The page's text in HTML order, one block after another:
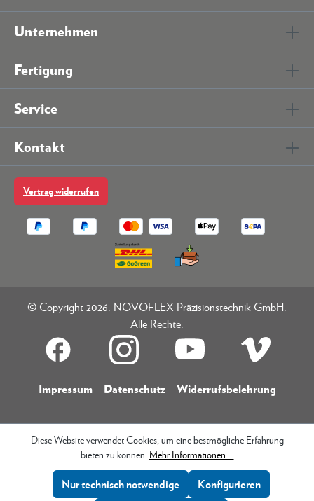
Unternehmen
Fertigung
Service
Kontakt
Vertrag widerrufen
© Copyright 2026. NOVOFLEX Präzisionstechnik GmbH.
Alle Rechte.
Impressum Datenschutz Widerrufsbelehrung
Diese Website verwendet Cookies, um eine bestmögliche Erfahrung
bieten zu können. Mehr Informationen ...
Nur technisch notwendige Konfigurieren